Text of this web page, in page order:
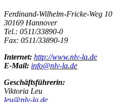
Ferdinand-Wilhelm-Fricke-Weg 10
30169 Hannover
Tel.: 0511/33890-0
Fax: 0511/33890-19
Internet: http://www.nlv-la.de
E-Mail: info@nlv-la.de
Geschäftsführerin:
Viktoria Leu
leu@nlv-la.de